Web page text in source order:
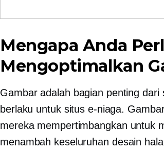
Mengapa Anda
Mengoptimalkan
Gambar adalah bagian penting
berlaku untuk situs e-niaga.
mereka mempertimbangkan untuk
menambah keseluruhan desain